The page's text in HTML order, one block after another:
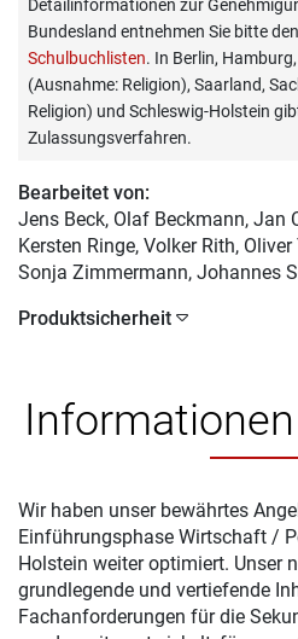
Detailinformationen zur
Bundesland entnehmen Sie bitte den
Schulbuchlisten. In Berlin,
(Ausnahme: Religion), Saarland,
Religion) und Schleswig-Holstein
Zulassungsverfahren.
Bearbeitet von:
Jens Beck, Olaf Beckmann, Jan
Kersten Ringe, Volker Rith,
Sonja Zimmermann, Johannes
Produktsicherheit
Wir haben unser bewährtes
Einführungsphase Wirtschaft /
Holstein weiter optimiert. Unser
grundlegende und vertiefende
Fachanforderungen für die